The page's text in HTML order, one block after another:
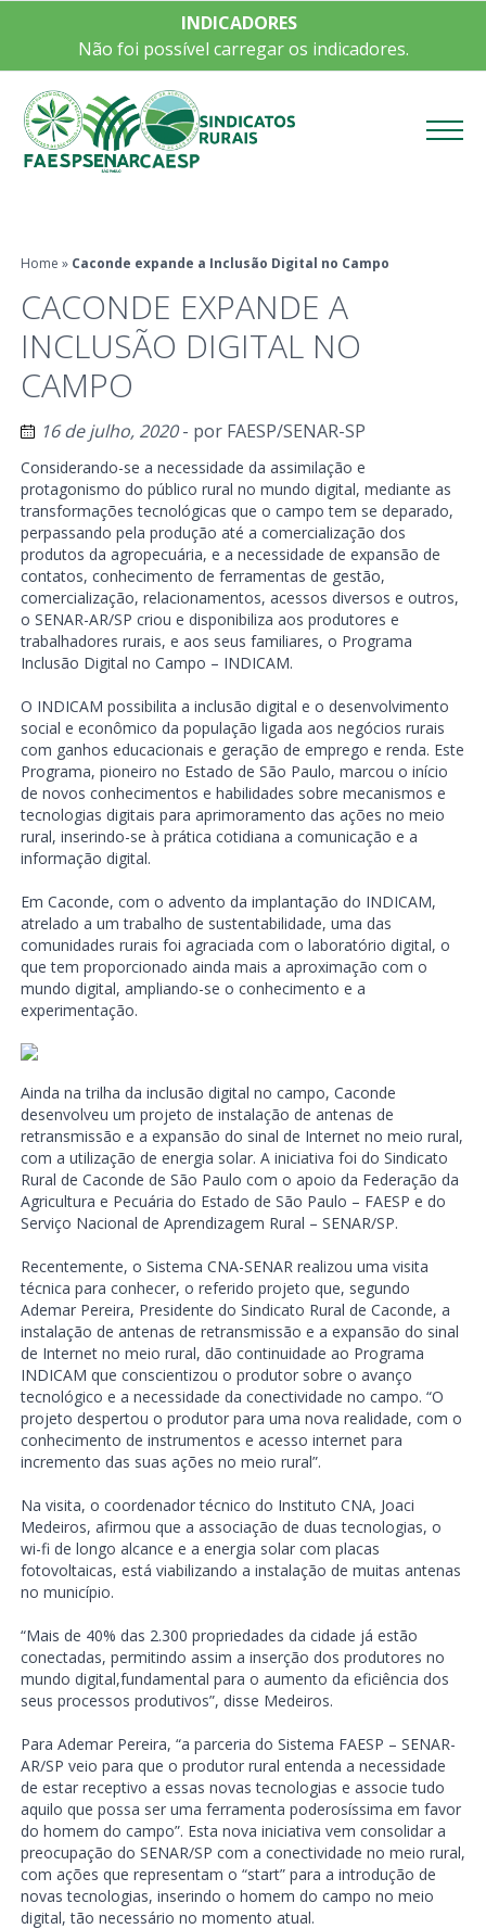
INDICADORES
Não foi possível carregar os indicadores.
Home » Caconde expande a Inclusão Digital no Campo
CACONDE EXPANDE A
INCLUSÃO DIGITAL NO
CAMPO
16 de julho, 2020- por FAESP/SENAR-SP
Considerando-se a necessidade da assimilação e
protagonismo do público rural no mundo digital, mediante as
transformações tecnológicas que o campo tem se deparado,
perpassando pela produção até a comercialização dos
produtos da agropecuária, e a necessidade de expansão de
contatos, conhecimento de ferramentas de gestão,
comercialização, relacionamentos, acessos diversos e outros,
o SENAR-AR/SP criou e disponibiliza aos produtores e
trabalhadores rurais, e aos seus familiares, o Programa
Inclusão Digital no Campo – INDICAM.
O INDICAM possibilita a inclusão digital e o desenvolvimento
social e econômico da população ligada aos negócios rurais
com ganhos educacionais e geração de emprego e renda. Este
Programa, pioneiro no Estado de São Paulo, marcou o início
de novos conhecimentos e habilidades sobre mecanismos e
tecnologias digitais para aprimoramento das ações no meio
rural, inserindo-se à prática cotidiana a comunicação e a
informação digital.
Em Caconde, com o advento da implantação do INDICAM,
atrelado a um trabalho de sustentabilidade, uma das
comunidades rurais foi agraciada com o laboratório digital, o
que tem proporcionado ainda mais a aproximação com o
mundo digital, ampliando-se o conhecimento e a
experimentação.
Ainda na trilha da inclusão digital no campo, Caconde
desenvolveu um projeto de instalação de antenas de
retransmissão e a expansão do sinal de Internet no meio rural,
com a utilização de energia solar. A iniciativa foi do Sindicato
Rural de Caconde de São Paulo com o apoio da Federação da
Agricultura e Pecuária do Estado de São Paulo – FAESP e do
Serviço Nacional de Aprendizagem Rural – SENAR/SP.
Recentemente, o Sistema CNA-SENAR realizou uma visita
técnica para conhecer, o referido projeto que, segundo
Ademar Pereira, Presidente do Sindicato Rural de Caconde, a
instalação de antenas de retransmissão e a expansão do sinal
de Internet no meio rural, dão continuidade ao Programa
INDICAM que conscientizou o produtor sobre o avanço
tecnológico e a necessidade da conectividade no campo. “O
projeto despertou o produtor para uma nova realidade, com o
conhecimento de instrumentos e acesso internet para
incremento das suas ações no meio rural”.
Na visita, o coordenador técnico do Instituto CNA, Joaci
Medeiros, afirmou que a associação de duas tecnologias, o
wi-fi de longo alcance e a energia solar com placas
fotovoltaicas, está viabilizando a instalação de muitas antenas
no município.
“Mais de 40% das 2.300 propriedades da cidade já estão
conectadas, permitindo assim a inserção dos produtores no
mundo digital,fundamental para o aumento da eficiência dos
seus processos produtivos”, disse Medeiros.
Para Ademar Pereira, “a parceria do Sistema FAESP – SENAR-
AR/SP veio para que o produtor rural entenda a necessidade
de estar receptivo a essas novas tecnologias e associe tudo
aquilo que possa ser uma ferramenta poderosíssima em favor
do homem do campo”. Esta nova iniciativa vem consolidar a
preocupação do SENAR/SP com a conectividade no meio rural,
com ações que representam o “start” para a introdução de
novas tecnologias, inserindo o homem do campo no meio
digital, tão necessário no momento atual.